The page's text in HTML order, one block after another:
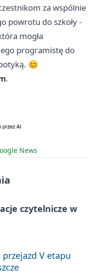
za wspólnie
powrotu do szkoły -
mogła
programistę do
😊
.
News
czytelnicze w
V etapu